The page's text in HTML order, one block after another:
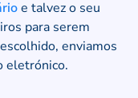
e talvez o seu
para serem
enviamos
eletrónico.